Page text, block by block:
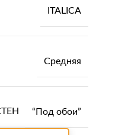
ITALICA
Средняя
“Под обои”